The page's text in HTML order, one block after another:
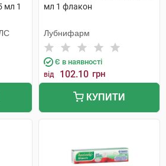
мл 1
мл 1 флакон
Лубнифарм
Є в наявності
від 102.10 грн
КУПИТИ